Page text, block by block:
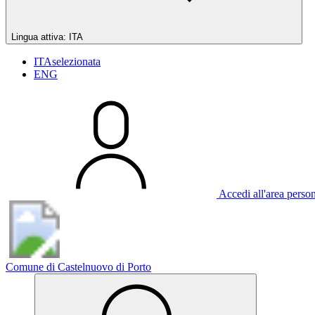
Lingua attiva: ITA
ITAselezionata
ENG
Accedi all'area
Comune di Castelnuovo di Porto